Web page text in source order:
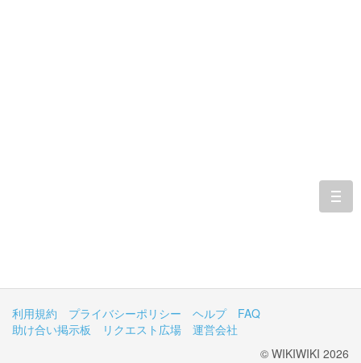
利用規約 プライバシーポリシー ヘルプ
FAQ
助け合い掲示板
リクエスト広場
運営会社
© WIKIWIKI 2026